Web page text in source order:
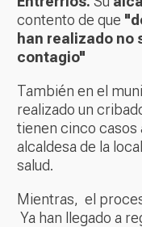
contento de que
han realizado no
contagio"
También en el
realizado un
tienen cinco casos
alcaldesa de la
salud.
Mientras, el
Ya han llegado a